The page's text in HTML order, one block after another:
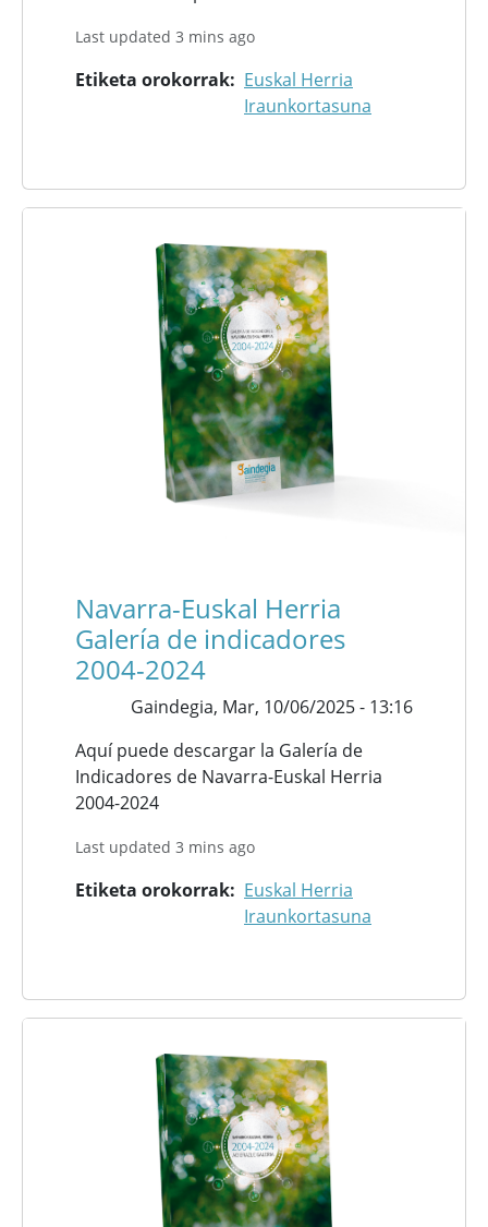
Last updated 3 mins ago
Etiketa orokorrak
Euskal Herria
Iraunkortasuna
Navarra-Euskal Herria
Galería de indicadores
2004-2024
Gaindegia, Mar, 10/06/2025 - 13:16
Aquí puede descargar la Galería de
Indicadores de Navarra-Euskal Herria
2004-2024
Last updated 3 mins ago
Etiketa orokorrak
Euskal Herria
Iraunkortasuna